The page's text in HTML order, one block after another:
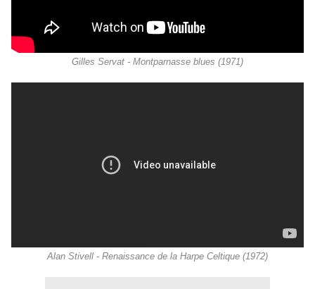
Gilles Servat - Montparnasse blues (1971)
Alan Stivell - Renaissance de la Harpe Celtique (1972)